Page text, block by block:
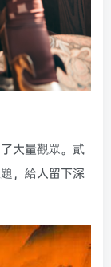
大量觀眾。貳
，給人留下深